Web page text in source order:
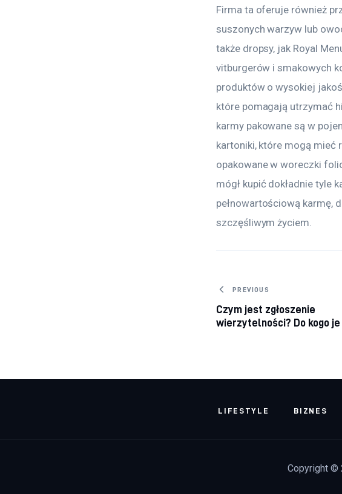
Firma ta oferuje również
suszonych warzyw lub
także dropsy, jak Royal
vitburgerów i smakowych
produktów o wysokiej
które pomagają utrzymać
karmy pakowane są w
kartoniki, które mogą mieć
opakowane w woreczki
mógł kupić dokładnie tyle
pełnowartościową karmę,
szczęśliwym życiem.
Nawigacja
PREVIOUS
Czym jest zgłoszenie
wierzytelności? Do kogo je
LIFESTYLE BIZNES
Copyright ©